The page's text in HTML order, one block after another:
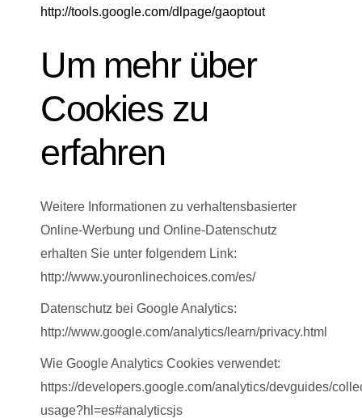
http://tools.google.com/dlpage/gaoptout
Um mehr über
Cookies zu
erfahren
Weitere Informationen zu verhaltensbasierter
Online-Werbung und Online-Datenschutz
erhalten Sie unter folgendem Link:
http://www.youronlinechoices.com/es/
Datenschutz bei Google Analytics:
http://www.google.com/analytics/learn/privacy.html
Wie Google Analytics Cookies verwendet:
https://developers.google.com/analytics/devguides/
usage?hl=es#analyticsjs